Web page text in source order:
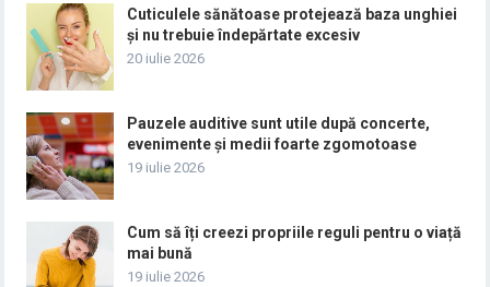
Cuticulele sănătoase protejează baza unghiei
și nu trebuie îndepărtate excesiv
20 iulie 2026
Pauzele auditive sunt utile după concerte,
evenimente și medii foarte zgomotoase
19 iulie 2026
Cum să îți creezi propriile reguli pentru o viață
mai bună
19 iulie 2026